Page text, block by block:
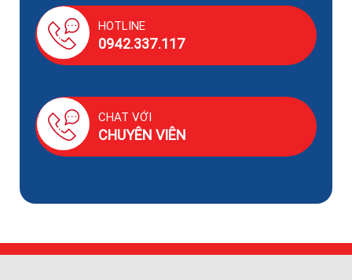
HOTLINE
0942.337.117
CHAT VỚI
CHUYÊN VIÊN